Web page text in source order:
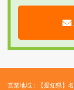
営業地域：【愛知県】